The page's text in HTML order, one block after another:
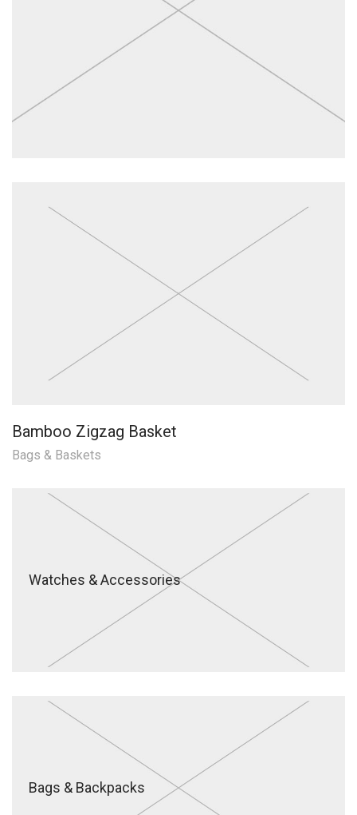
Bamboo Zigzag Basket
Bags & Baskets
Watches & Accessories
Bags & Backpacks